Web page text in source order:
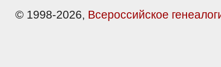
© 1998-2026, Всероссийское